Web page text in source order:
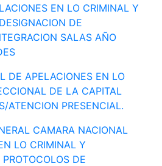
EN LO CRIMINAL Y
DE
SALAS AÑO
DE APELACIONES EN LO
DE LA CAPITAL
ATENCION PRESENCIAL.
CAMARA NACIONAL
LO CRIMINAL Y
DE